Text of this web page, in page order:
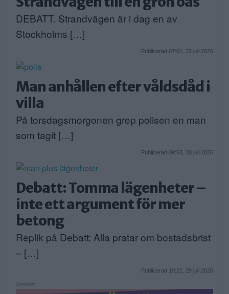
DEBATT. Strandvägen är i dag en av
Stockholms […]
Publicerad 07:01, 31 juli 2026
Man anhållen efter våldsdåd i
villa
På torsdagsmorgonen grep polisen en man
som tagit […]
Publicerad 09:53, 30 juli 2026
Debatt: Tomma lägenheter –
inte ett argument för mer
betong
Replik på Debatt: Alla pratar om bostadsbrist
– […]
Publicerad 10:21, 29 juli 2026
Annons: